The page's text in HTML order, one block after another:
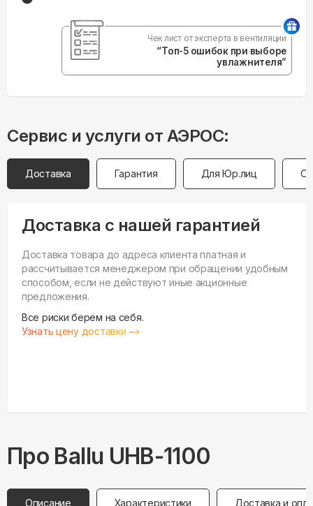
Чек лист от эксперта в вентиляции
“Топ-5 ошибок при выборе
увлажнителя”
Сервис и услуги от АЭРОС:
Доставка Гарантия Для Юр.лиц
Доставка с нашей гарантией
Доставка товара до адреса клиента платная и
рассчитывается менеджером при обращении удобным
способом, если не действуют иные акционные
предложения.
Все риски берем на себя.
Узнать цену доставки
Про Ballu UHB-1100
Описание Характеристики Доставка и